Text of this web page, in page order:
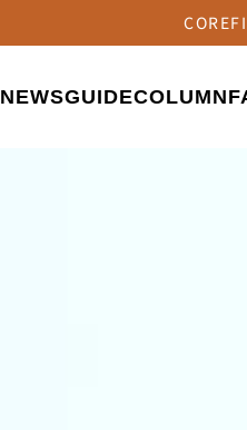
NEWSGUIDECOLUMN